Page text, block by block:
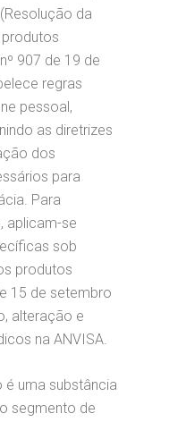
da
907 de 19 de
regras
pessoal,
as diretrizes
dos
para
Para
aplicam-se
sob
produtos
15 de setembro
alteração e
na ANVISA.
é uma substância
segmento de